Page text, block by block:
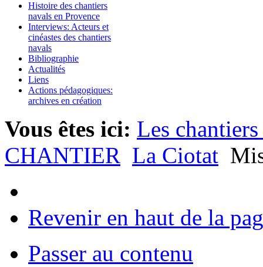
Histoire des chantiers
navals en Provence
Interviews: Acteurs et
cinéastes des chantiers
navals
Bibliographie
Actualités
Liens
Actions pédagogiques:
archives en création
Vous êtes ici: Les
CHANTIER La Ciotat
Revenir en haut de la
Passer au contenu